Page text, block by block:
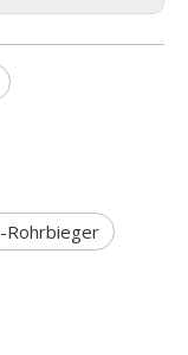
Rohrbieger